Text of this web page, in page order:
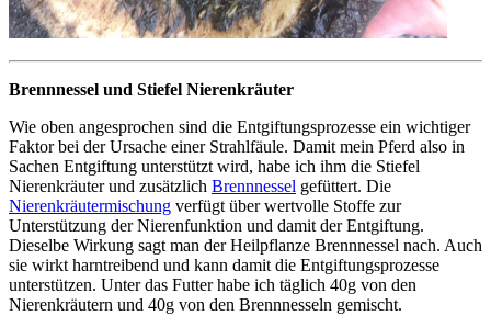
Brennnessel und Stiefel Nierenkräuter
Wie oben angesprochen sind die Entgiftungsprozesse ein wichtiger
Faktor bei der Ursache einer Strahlfäule. Damit mein Pferd also in
Sachen Entgiftung unterstützt wird, habe ich ihm die Stiefel
Nierenkräuter und zusätzlich Brennnessel gefüttert. Die
Nierenkräutermischung verfügt über wertvolle Stoffe zur
Unterstützung der Nierenfunktion und damit der Entgiftung.
Dieselbe Wirkung sagt man der Heilpflanze Brennnessel nach. Auch
sie wirkt harntreibend und kann damit die Entgiftungsprozesse
unterstützen. Unter das Futter habe ich täglich 40g von den
Nierenkräutern und 40g von den Brennnesseln gemischt.